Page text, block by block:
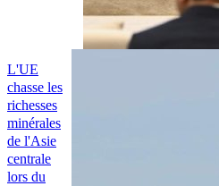
L'UE
chasse les
richesses
minérales
de l'Asie
centrale
lors du